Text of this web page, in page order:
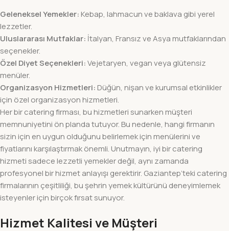
Geleneksel Yemekler: Kebap, lahmacun ve baklava gibi yerel
lezzetler.
Uluslararası Mutfaklar: İtalyan, Fransız ve Asya mutfaklarından
seçenekler.
Özel Diyet Seçenekleri:Vejetaryen, vegan veya glütensiz
menüler.
Organizasyon Hizmetleri: Düğün, nişan ve kurumsal etkinlikler
için özel organizasyon hizmetleri.
Her bir catering firması, bu hizmetleri sunarken müşteri
memnuniyetini ön planda tutuyor. Bu nedenle, hangi firmanın
sizin için en uygun olduğunu belirlemek için menülerini ve
fiyatlarını karşılaştırmak önemli. Unutmayın, iyi bir catering
hizmeti sadece lezzetli yemekler değil, aynı zamanda
profesyonel bir hizmet anlayışı gerektirir. Gaziantep’teki catering
firmalarının çeşitliliği, bu şehrin yemek kültürünü deneyimlemek
isteyenler için birçok fırsat sunuyor.
Hizmet Kalitesi ve Müşteri